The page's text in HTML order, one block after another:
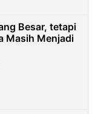
Besar, tetapi
Masih Menjadi